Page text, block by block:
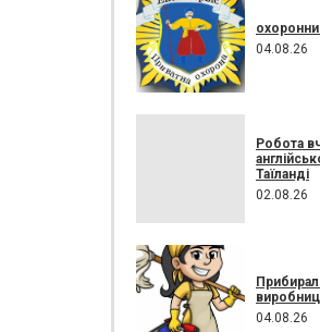
04.08.26
Робота
Таїланді
02.08.26
04.08.26